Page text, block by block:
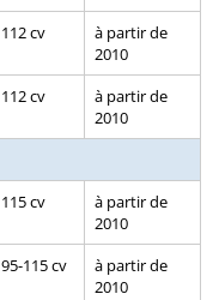
112 cv
à partir de
2010
112 cv
à partir de
2010
115 cv
à partir de
2010
95-115 cv
à partir de
2010